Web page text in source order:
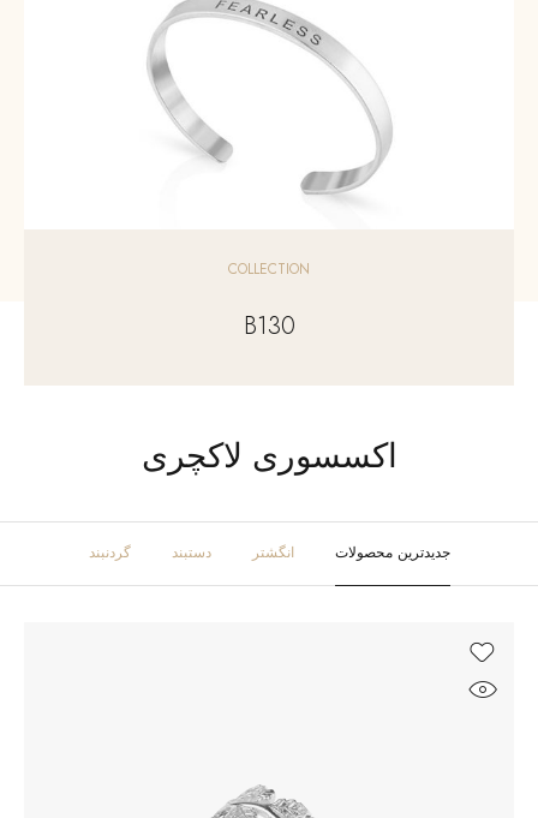
COLLECTION
B130
اکسسوری لاکچری
جدیدترین محصولات انگشتر دستبند گردنبند